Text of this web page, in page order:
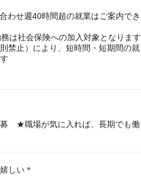
わせ週40時間超の就業はご案内でき
は社会保険への加入対象となります
禁止）により、短時間・短期間の就
★職場が気に入れば、長期でも働
しい＊